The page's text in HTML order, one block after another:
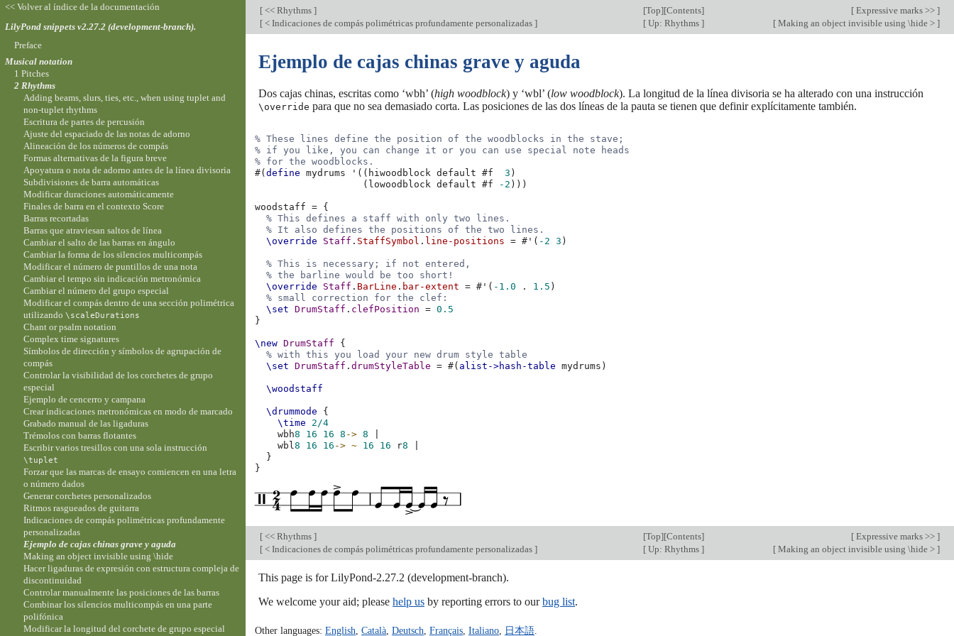
[ << Rhythms ] [Top][Contents] [ Expressive marks >> ]
[ < Indicaciones de compás polimétricas profundamente personalizadas ] [Up: Rhythms ] [ Making an object invisible using \hide > ]
Ejemplo de cajas chinas grave y aguda
Dos cajas chinas, escritas como ‘wbh’ (high woodblock) y ‘wbl’ (low woodblock). La longitud de la línea divisoria se ha alterado con una instrucción
\override para que no sea demasiado corta. Las posiciones de las dos líneas de la pauta se tienen que definir explícitamente también.
% These lines define the position of the woodblocks in the stave;
% if you like, you can change it or you can use special note heads
% for the woodblocks.
#(define mydrums ' (( hiwoodblock default #f 3 )
( lowoodblock default #f -2 )))
woodstaff = {
% This defines a staff with only two lines.
% It also defines the positions of the two lines.
\override
Staff . StaffSymbol . line-positions = # ' ( -2 3 )
% This is necessary; if not entered,
% the barline would be too short!
\override
Staff . BarLine . bar-extent = # ' ( -1.0 . 1.5 )
% small correction for the clef:
\set
DrumStaff . clefPosition = 0.5
}
\new DrumStaff
{
% with this you load your new drum style table
\set
DrumStaff .drumStyleTable = #( alist->hash-table mydrums )
\woodstaff
\drummode
{
\time
2/4
wbh8 16 16 8 -> 8
wbl8 16 16 -> ~ 16 16 r8
}
}
[ << Rhythms ] [Top][Contents] [ Expressive marks >> ]
[ < Indicaciones de compás polimétricas profundamente personalizadas ] [Up: Rhythms ] [ Making an object invisible using \hide > ]
This page is for LilyPond-2.27.2 (development-branch).
We welcome your aid; please help us by reporting errors to ourbug list.
Other languages: English Català, Deutsch Français, Italiano, 日本語.
<< Volver al índice de la documentación
LilyPond snippets v2.27.2 (development-branch).
Preface
Musical notation
1 Pitches
2 Rhythms
Adding beams, slurs, ties, etc., when using tuplet and
non-tuplet rhythms
Escritura de partes de percusión
Ajuste del espaciado de las notas de adorno
Alineación de los números de compás
Formas alternativas de la figura breve
Apoyatura o nota de adorno antes de la línea divisoria
Subdivisiones de barra automáticas
Modificar duraciones automáticamente
Finales de barra en el contexto Score
Barras recortadas
Barras que atraviesan saltos de línea
Cambiar el salto de las barras en ángulo
Cambiar la forma de los silencios multicompás
Modificar el número de puntillos de una nota
Cambiar el tempo sin indicación metronómica
Cambiar el número del grupo especial
Modificar el compás dentro de una sección polimétrica
utilizando\scaleDurations
Chant or psalm notation
Complex time signatures
Símbolos de dirección y símbolos de agrupación de
compás
Controlar la visibilidad de los corchetes de grupo
especial
Ejemplo de cencerro y campana
Crear indicaciones metronómicas en modo de marcado
Grabado manual de las ligaduras
Trémolos con barras flotantes
Escribir varios tresillos con una sola instrucción
\tuplet
Forzar que las marcas de ensayo comiencen en una letra
o número dados
Generar corchetes personalizados
Ritmos rasgueados de guitarra
Indicaciones de compás polimétricas profundamente
personalizadas
Ejemplo de cajas chinas grave y aguda
Making an object invisible using \hide
Hacer ligaduras de expresión con estructura compleja de
discontinuidad
Controlar manualmente las posiciones de las barras
Combinar los silencios multicompás en una parte
polifónica
Modificar la longitud del corchete de grupo especial